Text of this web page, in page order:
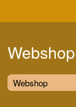
Webshop
Webshop